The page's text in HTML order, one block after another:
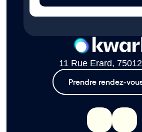
11 Rue Erard,
Prendre rendez-